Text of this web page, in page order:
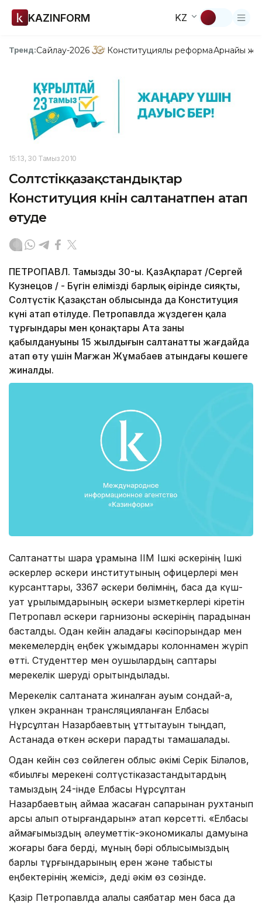
KAZINFORM KZ
Тренд:Сайлау-2026 Конституциялық реформаАрнайы
15:13, 30 Тамыз 2010
Солтүстікқазақстандықтар
Конституция күнін салтанатпен атап
өтуде
ПЕТРОПАВЛ. Тамыздың 30-ы. ҚазАқпарат /Сергей
Кузнецов / - Бүгін еліміздің барлық өңірінде сияқты,
Солтүстік Қазақстан облысында да Конституция
күні атап өтілуде. Петропавлда жүздеген қала
тұрғындары мен қонақтары Ата заңның
қабылдануының 15 жылдығын салтанатты жағдайда
атап өту үшін Мағжан Жұмабаев атындағы көшеге
жиналды.
Салтанатты шара құрамына ІІМ Ішкі әскерінің Ішкі
әскерлер әскери институтының офицерлері мен
курсанттары, 3367 әскери бөлімнің, басқа да күш-
қуат құрылымдарының әскери қызметкерлері кіретін
Петропавл әскери гарнизоны әскерінің парадынан
басталды. Одан кейін қаладағы кәсіпорындар мен
мекемелердің еңбек ұжымдары колоннамен жүріп
өтті. Студенттер мен оқушылардың саптары
мерекелік шеруді қорытындылады.
Мерекелік салтанатқа жиналған қауым сондай-ақ,
үлкен экраннан трансляцияланған Елбасы
Нұрсұлтан Назарбаевтың құттықтауын тыңдап,
Астанада өткен әскери парадты тамашалады.
Одан кейін сөз сөйлеген облыс әкімі Серік Біләлов,
«биылғы мерекені солтүстікқазақстандықтардың
тамыздың 24-інде Елбасы Нұрсұлтан
Назарбаевтың аймаққа жасаған сапарынан рухтанып
қарсы алып отырғандарын» атап көрсетті. «Елбасы
аймағымыздың әлеуметтік-экономикалық дамуына
жоғары баға берді, мұның бәрі облысымыздың
барлық тұрғындарының ерен және табысты
еңбектерінің жемісі», деді әкім өз сөзінде.
Қазір Петропавлда қалалық саябақтар мен басқа да